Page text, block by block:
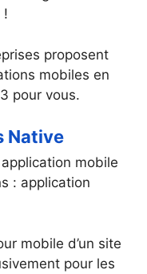
!
proposent
mobiles en
pour vous.
Native
mobile
: application
mobile d’un site
pour les